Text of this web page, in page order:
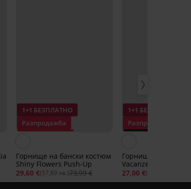
1+1 БЕЗПЛАТНО
Разпродажба
Горнище на бански костюм
Shiny Flowers Push-Up
29,60 €(57,89 лв.)73,99 €
1+1 БЕЗПЛАТНО
Разпродажба
Горнище на
Vacanze Sahara I
27,00 €(52,81 лв.)